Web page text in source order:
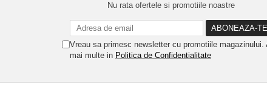
Nu rata ofertele si promotiile noastre
Vreau sa primesc newsletter cu promotiile magazinului.
mai multe in Politica de Confidentialitate